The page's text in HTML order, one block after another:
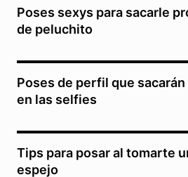
Poses sexys para sacarle
de peluchito
Poses de perfil que
en las selfies
Tips para posar al tomarte
espejo